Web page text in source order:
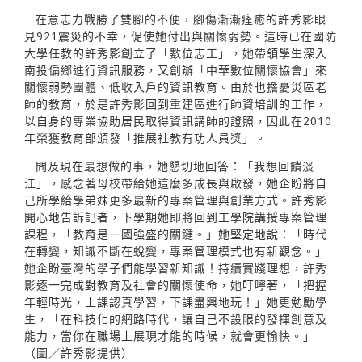
在意志力戰勝了雙腳的不便，腳傷漸漸痊癒的許秀影眼
見921震災的不幸，促使她付出與關懷弱勢。這時已在國防
大學任教的許秀影創立了「數位志工」，她帶領學生深入
南投偏鄉進行資訊服務，又創辦「中華數位關懷協會」來
關懷弱勢團體、低收入戶的資訊教育。由於也擔憂災區老
師的教育，於是許秀影回到重建區進行師資培訓的工作，
以自身的專業協助居民取得資訊講師的證照，因此在2010
年榮獲教育部頒發「推展社教有功人員獎」。
問及現在最想做的事，她懇切地回答：「我想回饋淡
江」，感念著母校帶給她這麼多成長與啟發，她企盼將自
己所學給學弟妹更多最新的專案管理與創業方式。許秀影
開心地告訴記者，下學期她即將回到工學院講授專案管理
課程，「教育是一國強盛的關鍵。」她堅定地說：「時代
在轉變，知識不斷在蛻變，專案管理模式也有新觀念。」
她企盼臺灣的學子們能學習新知識！持續實踐理想，許秀
影逐一完成對教育及社會的關懷使命，她叮嚀著，「把握
年輕時光，上課認真學習，下課盡興地玩！」她更勉勵學
生，「在科技化的網路時代，讓自己不設限的發揮創意及
能力，當你在職場上展現才能的時候，就會更愉快。」
（圖／許秀影提供）